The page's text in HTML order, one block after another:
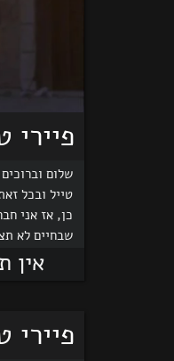
פיירי טייל 2014 פרק 18
טייל ובכל
כן, אז אני
שבחיים לא
אין
פיירי טייל 2014 פרק 17